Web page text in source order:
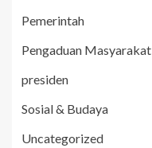
Pemerintah
Pengaduan Masyarakat
presiden
Sosial & Budaya
Uncategorized